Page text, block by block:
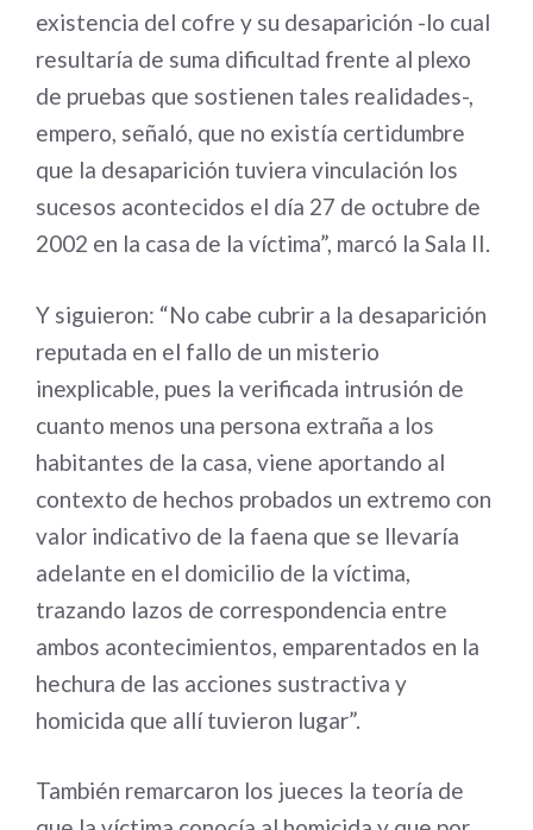
existencia del cofre y su desaparición -lo cual
resultaría de suma dificultad frente al plexo
de pruebas que sostienen tales realidades-,
empero, señaló, que no existía certidumbre
que la desaparición tuviera vinculación los
sucesos acontecidos el día 27 de octubre de
2002 en la casa de la víctima”, marcó la Sala II.
Y siguieron: “No cabe cubrir a la desaparición
reputada en el fallo de un misterio
inexplicable, pues la verificada intrusión de
cuanto menos una persona extraña a los
habitantes de la casa, viene aportando al
contexto de hechos probados un extremo con
valor indicativo de la faena que se llevaría
adelante en el domicilio de la víctima,
trazando lazos de correspondencia entre
ambos acontecimientos, emparentados en la
hechura de las acciones sustractiva y
homicida que allí tuvieron lugar”.
También remarcaron los jueces la teoría de